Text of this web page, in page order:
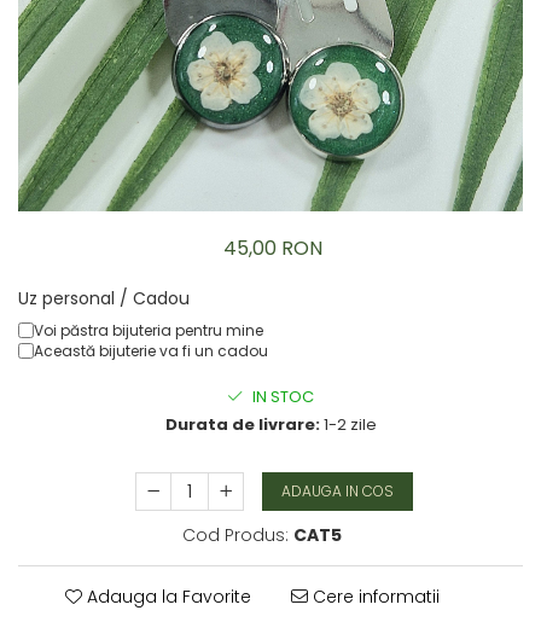
Brățară
Bijuterii copii
Colier / Pandantiv
Colier de prietenie
Brățară
Accesorii păr
Broșă
Cercei
Set bijuterii
Brățară
Bijuterii aliaj metalic
45,00 RON
Uz personal / Cadou
Voi păstra bijuteria pentru mine
Această bijuterie va fi un cadou
IN STOC
Durata de livrare:1-2 zile
ADAUGA IN COS
Cod Produs: CAT5
Adauga la Favorite Cere informatii